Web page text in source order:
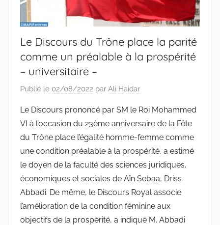
Le Discours du Trône place la parité
comme un préalable à la prospérité
– universitaire –
Publié le 02/08/2022 par Ali Haidar
Le Discours prononcé par SM le Roi Mohammed
VI à l’occasion du 23ème anniversaire de la Fête
du Trône place l’égalité homme-femme comme
une condition préalable à la prospérité, a estimé
le doyen de la faculté des sciences juridiques,
économiques et sociales de Aïn Sebaa, Driss
Abbadi. De même, le Discours Royal associe
l’amélioration de la condition féminine aux
objectifs de la prospérité, a indiqué M. Abbadi